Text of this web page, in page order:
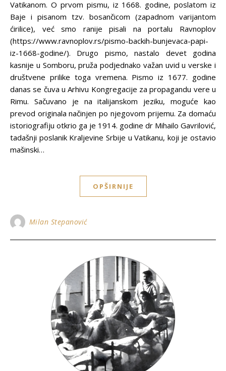
Vatikanom. O prvom pismu, iz 1668. godine, poslatom iz
Baje i pisanom tzv. bosančicom (zapadnom varijantom
ćirilice), već smo ranije pisali na portalu Ravnoplov
(https://www.ravnoplov.rs/pismo-backih-bunjevaca-papi-
iz-1668-godine/). Drugo pismo, nastalo devet godina
kasnije u Somboru, pruža podjednako važan uvid u verske i
društvene prilike toga vremena. Pismo iz 1677. godine
danas se čuva u Arhivu Kongregacije za propagandu vere u
Rimu. Sačuvano je na italijanskom jeziku, moguće kao
prevod originala načinjen po njegovom prijemu. Za domaću
istoriografiju otkrio ga je 1914. godine dr Mihailo Gavrilović,
tadašnji poslanik Kraljevine Srbije u Vatikanu, koji je ostavio
mašinski…
OPŠIRNIJE
Milan Stepanović